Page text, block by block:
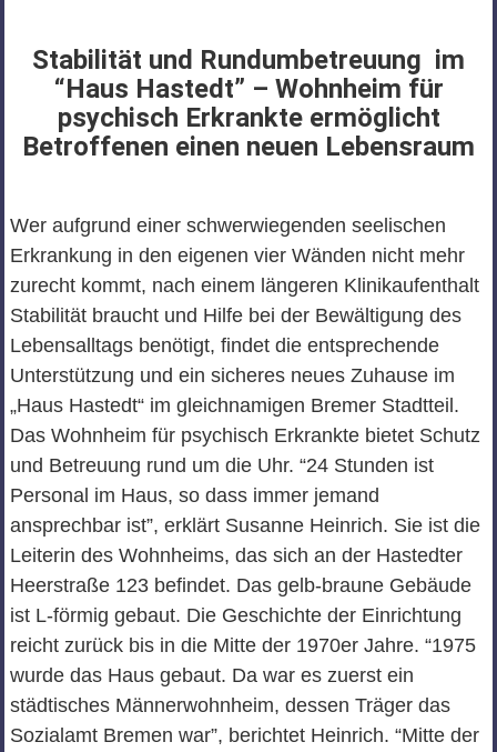
Stabilität und Rundumbetreuung im
“Haus Hastedt” – Wohnheim für
psychisch Erkrankte ermöglicht
Betroffenen einen neuen Lebensraum
Wer aufgrund einer schwerwiegenden seelischen
Erkrankung in den eigenen vier Wänden nicht mehr
zurecht kommt, nach einem längeren Klinikaufenthalt
Stabilität braucht und Hilfe bei der Bewältigung des
Lebensalltags benötigt, findet die entsprechende
Unterstützung und ein sicheres neues Zuhause im
„Haus Hastedt“ im gleichnamigen Bremer Stadtteil.
Das Wohnheim für psychisch Erkrankte bietet Schutz
und Betreuung rund um die Uhr. “24 Stunden ist
Personal im Haus, so dass immer jemand
ansprechbar ist”, erklärt Susanne Heinrich. Sie ist die
Leiterin des Wohnheims, das sich an der Hastedter
Heerstraße 123 befindet. Das gelb-braune Gebäude
ist L-förmig gebaut. Die Geschichte der Einrichtung
reicht zurück bis in die Mitte der 1970er Jahre. “1975
wurde das Haus gebaut. Da war es zuerst ein
städtisches Männerwohnheim, dessen Träger das
Sozialamt Bremen war”, berichtet Heinrich. “Mitte der